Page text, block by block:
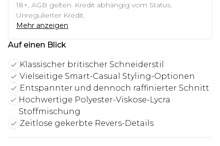
18+, AGB gelten. Kredit abhängig vom Status.
Unregulierter Kredit.
Mehr anzeigen
Auf einen Blick
Klassischer britischer Schneiderstil
Vielseitige Smart-Casual Styling-Optionen
Entspannter und dennoch raffinierter Schnitt
Hochwertige Polyester-Viskose-Lycra
Stoffmischung
Zeitlose gekerbte Revers-Details